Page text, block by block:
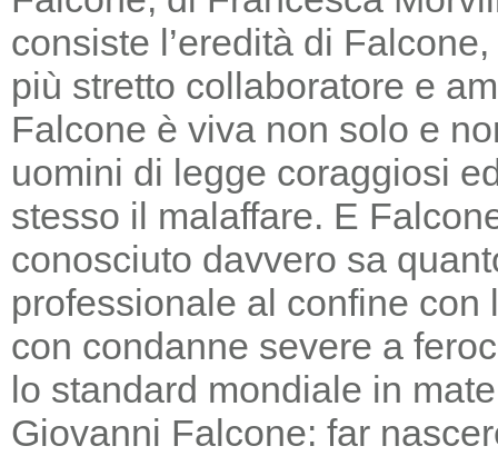
consiste l’eredità di
più stretto collaboratore e
Falcone è viva non solo e
uomini di legge coraggiosi
stesso il malaffare. E
conosciuto davvero sa
professionale al confine
con condanne severe a
lo standard mondiale in
Giovanni Falcone: far